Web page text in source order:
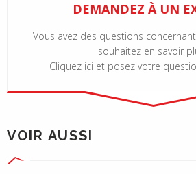
DEMANDEZ À UN
Vous avez des questions
souhaitez en savoir
Cliquez ici et posez votre
VOIR AUSSI